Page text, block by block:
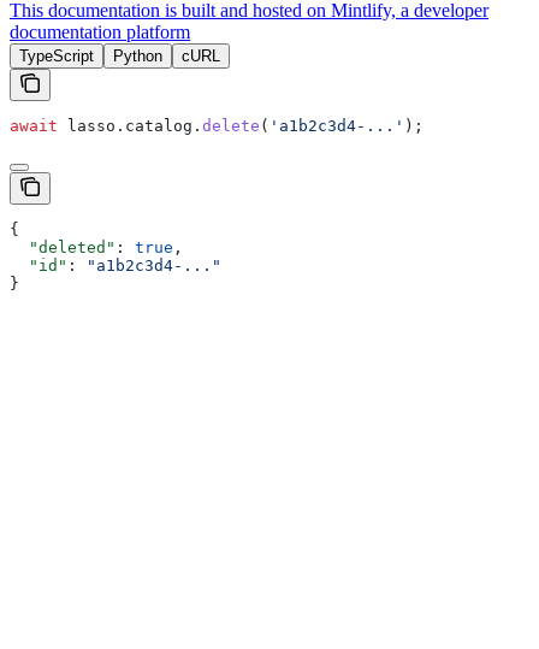
This documentation is built and hosted on Mintlify, a developer
documentation platform
TypeScript Python cURL
await lasso . catalog . delete ( 'a1b2c3d4-...' );
{
  "deleted"
: true ,
  "id"
:
"a1b2c3d4-..."
}